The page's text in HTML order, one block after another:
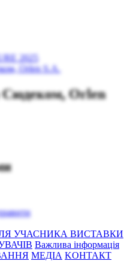
2025
Orlen S.A.
Сюдеком, Orlen
УЧАСНИКА ВИСТАВКИ
Важлива інформація
МЕДІА KОНТАКТ